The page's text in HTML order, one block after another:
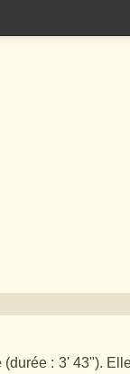
: 3' 43").